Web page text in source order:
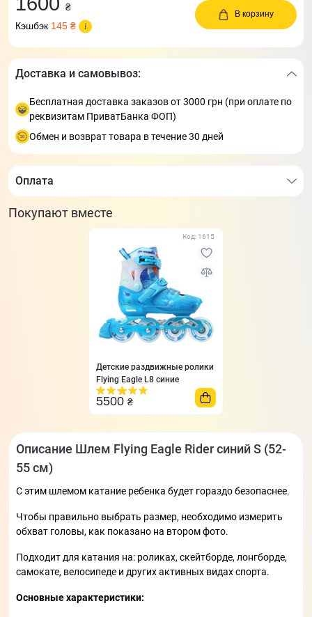
₴
Кэшбэк 145 ₴
В корзину
Доставка и самовывоз:
Бесплатная доставка заказов от 3000 грн (при оплате по
реквизитам ПриватБанка ФОП)
Обмен и возврат товара в течение 30 дней
Оплата
Покупают вместе
Код: 1615
Детские раздвижные ролики
Flying Eagle L8 синие
5500 ₴
Описание Шлем Flying Eagle Rider синий S (52-
55 cм)
С этим шлемом катание ребенка будет гораздо безопаснее.
Чтобы правильно выбрать размер, необходимо измерить
обхват головы, как показано на втором фото.
Подходит для катания на: роликах, скейтборде, лонгборде,
самокате, велосипеде и других активных видах спорта.
Основные характеристики: